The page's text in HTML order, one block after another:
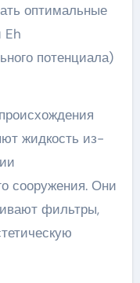
оптимальные
Eh
потенциала)
жидкость из-
сооружения. Они
фильтры,